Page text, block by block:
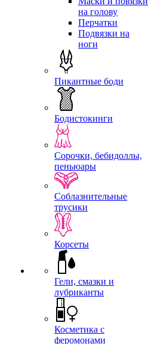
на голову
Перчатки
Подвязки на
ноги
Пикантные боди
Бодистокинги
Сорочки, бебидоллы,
пеньюары
Соблазнительные
трусики
Корсеты
Гели, смазки и
лубриканты
Косметика с
феромонами